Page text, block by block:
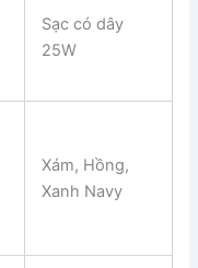
Sạc có dây
25W
Xám, Hồng,
Xanh Navy